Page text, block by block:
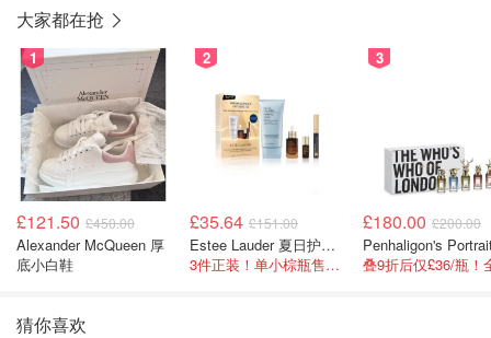
大家都在抢
1
£121.50 £450.00
Alexander McQueen 厚
底小白鞋
2
£35.64 £151.00
Estee Lauder 夏日护肤彩妆礼盒
3件正装！单小棕瓶售价就要£65！
3
£180.00 £200.00
猜你喜欢